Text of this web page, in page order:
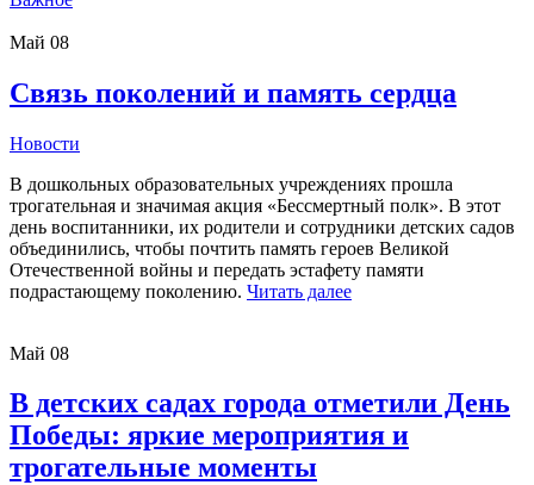
Май 08
Связь поколений и память сердца
Новости
В дошкольных образовательных учреждениях прошла
трогательная и значимая акция «Бессмертный полк». В этот
день воспитанники, их родители и сотрудники детских садов
объединились, чтобы почтить память героев Великой
Отечественной войны и передать эстафету памяти
подрастающему поколению. Читать далее
Май 08
В детских садах города отметили День
Победы: яркие мероприятия и
трогательные моменты